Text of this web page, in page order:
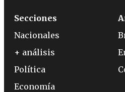
Secciones
Nacionales
+ análisis
Política
Economía